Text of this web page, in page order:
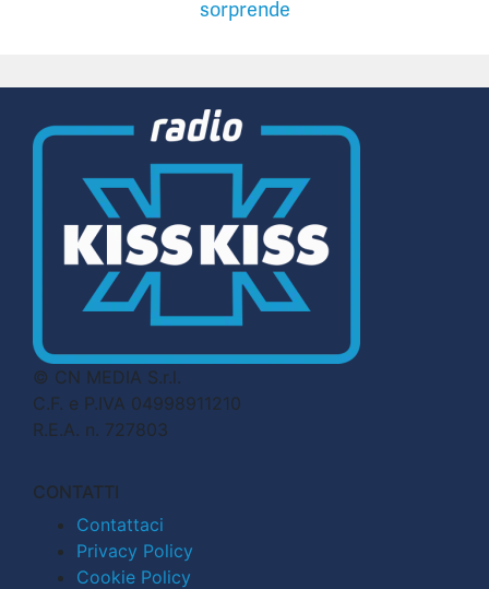
sorprende
© CN MEDIA S.r.l.
C.F. e P.IVA 04998911210
R.E.A. n. 727803
CONTATTI
Contattaci
Privacy Policy
Cookie Policy